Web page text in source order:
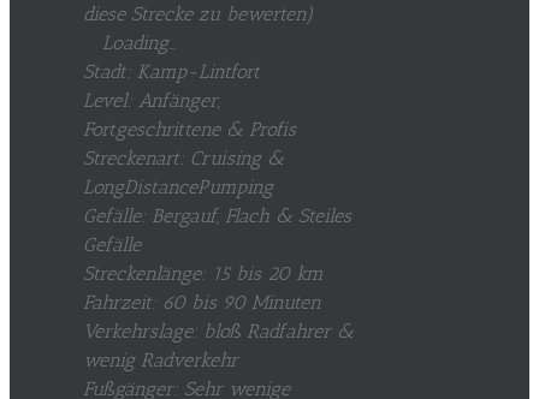
diese Strecke zu bewerten)
Loading...
Stadt: Kamp-Lintfort
Level: Anfänger,
Fortgeschrittene & Profis
Streckenart: Cruising &
LongDistancePumping
Gefälle: Bergauf, Flach & Steiles
Gefälle
Streckenlänge: 15 bis 20 km
Fahrzeit: 60 bis 90 Minuten
Verkehrslage: bloß Radfahrer &
wenig Radverkehr
Fußgänger: Sehr wenige